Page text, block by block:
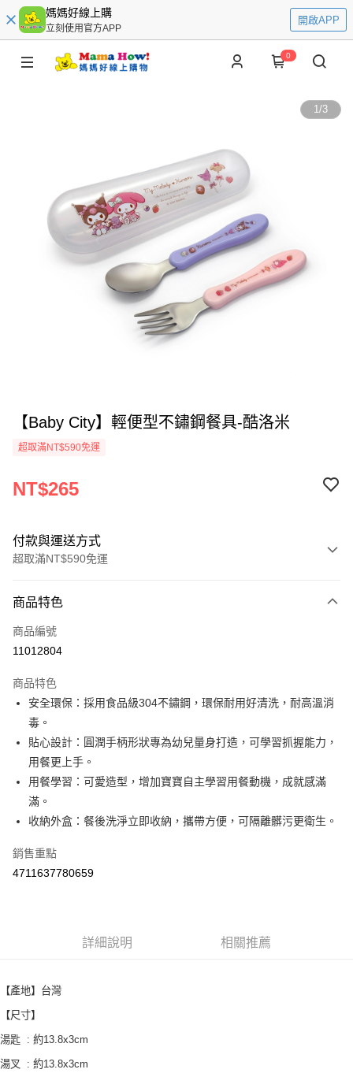
媽媽好線上購
立刻使用官方APP
開啟APP
0
1/3
【Baby City】輕便型不鏽鋼餐具-酷洛米
超取滿NT$590免運
NT$265
付款與運送方式
超取滿NT$590免運
信用卡一次付款
超商取貨付款
Apple Pay
街口支付
悠遊付
Google Pay
AFTEE先享後付
【關於「AFTEE先享後付」】
AFTEE先享後付是「在收到商品之後才付款」的支付方式。 讓您購物簡單
【「AFTEE先享後付」結帳流程】
２．訂單成立數日內，您將收到繳費通知簡訊。
３．收到繳費通知簡訊後14天內，點擊此簡訊中的連結，可透過四大超商／
ATM／網路銀行／等多元方式進行付款，方視為交易完成。
※ 請注意：結帳手續完成當下不需立刻繳費，但若您需要取消訂單，請聯絡
後付繳納相關費用。
每筆NT$60，滿NT$590(含以上)免運費
商品特色
商品編號
11012804
商品特色
安全環保：採用食品級304不鏽鋼，環保耐用好清洗，耐高溫消
毒。
貼心設計：圓潤手柄形狀專為幼兒量身打造，可學習抓握能力，
用餐更上手。
用餐學習：可愛造型，增加寶寶自主學習用餐動機，成就感滿
滿。
收納外盒：餐後洗淨立即收納，攜帶方便，可隔離髒污更衛生。
銷售重點
4711637780659
詳細說明 相關推薦
【產地】台灣
【尺寸】
湯匙 : 約13.8x3cm
湯叉 : 約13.8x3cm